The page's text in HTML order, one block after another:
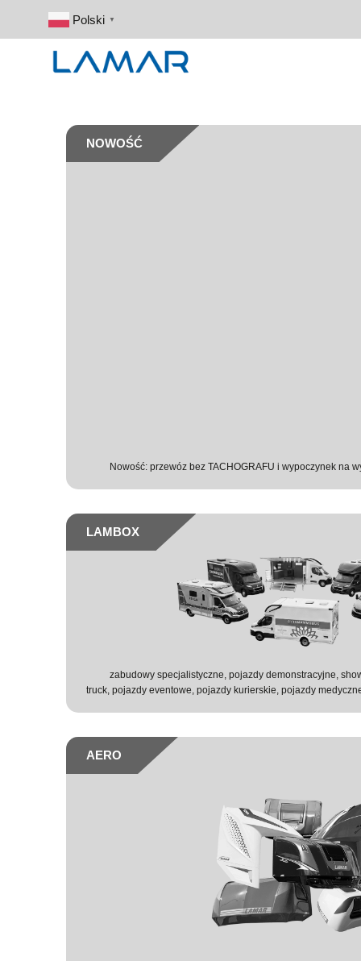
Polski ▼
NOWOŚĆ
Nowość: przewóz bez TACHOGRAFU i wypoczynek na
LAMBOX
zabudowy specjalistyczne, pojazdy demonstracyjne,
truck, pojazdy eventowe, pojazdy kurierskie, pojazdy
AERO